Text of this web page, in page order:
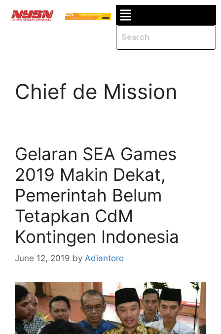
Chief de Mission
Gelaran SEA Games
2019 Makin Dekat,
Pemerintah Belum
Tetapkan CdM
Kontingen Indonesia
June 12, 2019 by Adiantoro